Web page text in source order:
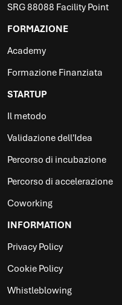
SRG 88088 Facility Point
FORMAZIONE
Academy
Formazione Finanziata
STARTUP
Il metodo
Validazione dell'Idea
Percorso di incubazione
Percorso di accelerazione
Coworking
INFORMATION
Privacy Policy
Cookie Policy
Whistleblowing